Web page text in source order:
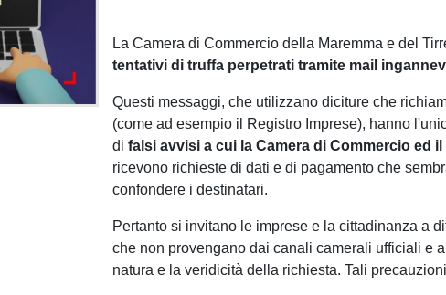
La Camera di Commercio della Maremma e del
tentativi di truffa perpetrati tramite mail
Questi messaggi, che utilizzano diciture che
(come ad esempio il Registro Imprese), hanno
di falsi avvisi a cui la Camera di Commercio ed
ricevono richieste di dati e di pagamento che
confondere i destinatari.
Pertanto si invitano le imprese e la cittadinanza a
che non provengano dai canali camerali ufficiali e
natura e la veridicità della richiesta. Tali